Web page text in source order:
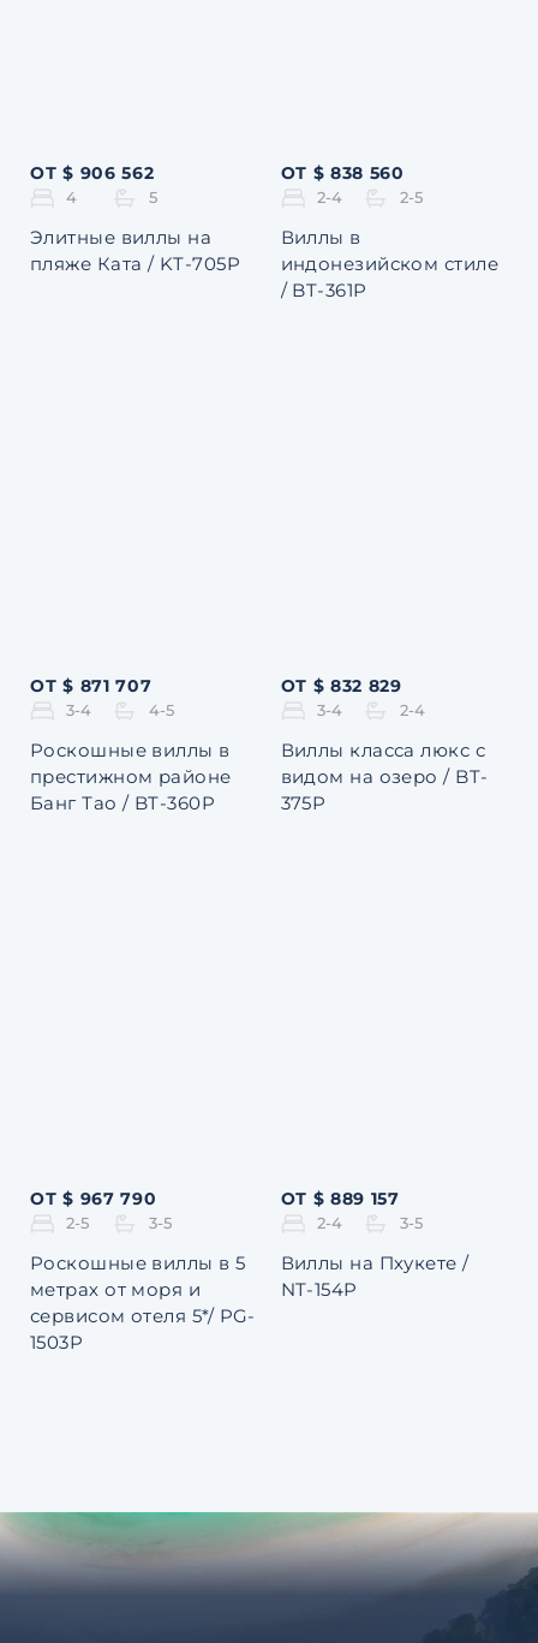
ОТ $ 906 562
4 5
Элитные виллы на
пляже Ката / KT-705P
ОТ $ 838 560
2-4 2-5
Виллы в
индонезийском стиле
/ BT-361P
ОТ $ 871 707
3-4 4-5
Роскошные виллы в
престижном районе
Банг Тао / BT-360P
ОТ $ 832 829
3-4 2-4
Виллы класса люкс с
видом на озеро / BT-
375P
ОТ $ 967 790
2-5 3-5
Роскошные виллы в 5
метрах от моря и
сервисом отеля 5*/ PG-
1503P
ОТ $ 889 157
2-4 3-5
Виллы на Пхукете /
NT-154P